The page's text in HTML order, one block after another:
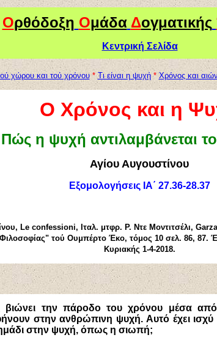
Ορθόδοξη Ομάδα Δογματικής
Κεντρική Σελίδα
χώρου και τού χρόνου * Τι είναι η ψυχή * Χρόνος και
Ο Χρόνος και η
Πώς η ψυχή αντιλαμβάνεται
Αγίου Αυγουστίνου
Εξομολογήσεις ΙΑ΄ 27.36-28.37
, Le confessioni, Ιταλ. μτφρ. Ρ. Ντε Μοντιτσέλι,
τού Ουμπέρτο Έκο, τόμος 10 σελ. 86, 87.
Κυριακής 1-4-2018.
την πάροδο του χρόνου μέσα
στην ανθρώπινη ψυχή. Αυτό έχει ισχύ
στην ψυχή, όπως η σιωπή;